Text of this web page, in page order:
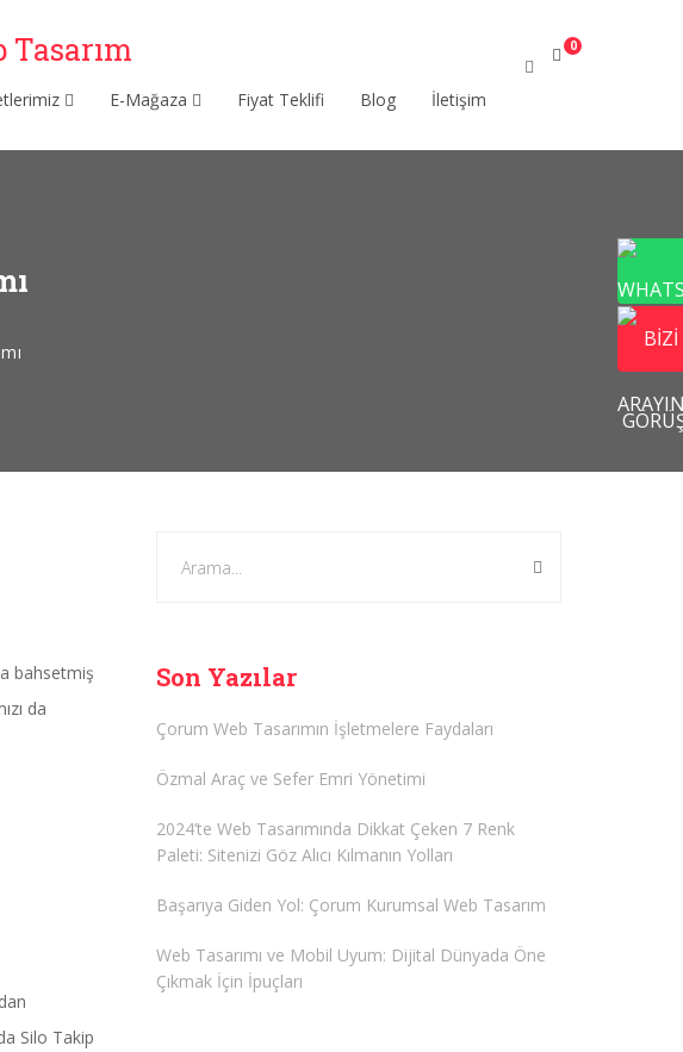
0
E-Mağaza Fiyat Teklifi Blog İletişim
bahsetmiş
da
Silo Takip
Son Yazılar
Çorum Web Tasarımın İşletmelere Faydaları
Özmal Araç ve Sefer Emri Yönetimi
2024’te Web Tasarımında Dikkat Çeken 7 Renk
Paleti: Sitenizi Göz Alıcı Kılmanın Yolları
Başarıya Giden Yol: Çorum Kurumsal Web Tasarım
Web Tasarımı ve Mobil Uyum: Dijital Dünyada Öne
Çıkmak İçin İpuçları